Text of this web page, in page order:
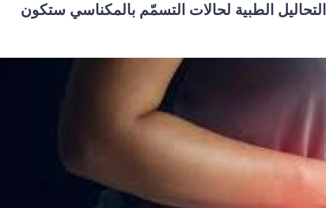
الطبية لحالات التسمّم بالمكناسي ستكون